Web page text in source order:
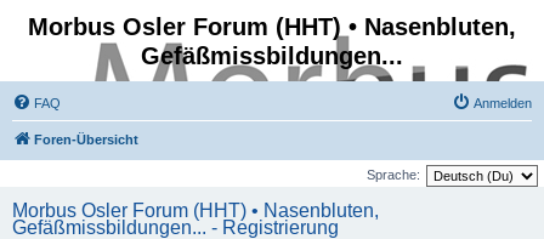
Morbus Osler Forum (HHT) • Nasenbluten,
Gefäßmissbildungen...
FAQ Anmelden
Foren-Übersicht
Sprache:
Morbus Osler Forum (HHT) • Nasenbluten,
Gefäßmissbildungen... - Registrierung